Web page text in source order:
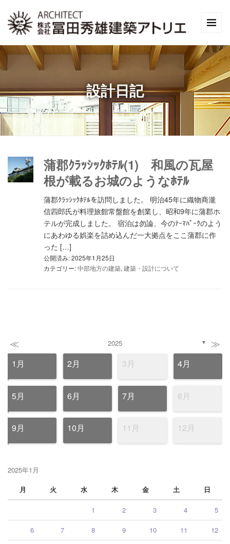
設計日記
蒲郡ｸﾗｯｼｯｸﾎﾃﾙ(1) 和風の瓦屋
根が載るお城のようなﾎﾃﾙ
蒲郡ｸﾗｯｼｯｸﾎﾃﾙを訪問しました。 明治45年に織物商瀧
信四郎氏が料理旅館常盤館を創業し、昭和9年に蒲郡ホ
テルが完成しました。 宿泊は勿論、今のﾃｰﾏﾊﾟｰｸのよう
にあわゆる娯楽を詰め込んだ一大拠点をここ蒲郡に作
った […]
公開済み: 2025年1月25日
カテゴリー:中部地方の建築, 建築・設計について
≪ 2025 ▼ ≫
1月 2月 3月 4月
5月 6月 7月 8月
9月 10月 11月 12月
2025年1月
月
火 水 木 金 土 日
1 2 3 4 5
6 7 8 9 10 11 12